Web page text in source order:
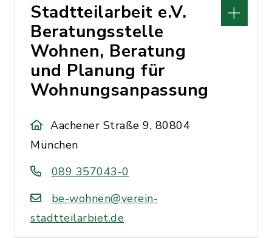
Stadtteilarbeit e.V.
Beratungsstelle
Wohnen, Beratung
und Planung für
Wohnungsanpassung
Aachener Straße 9, 80804
München
089 357043-0
be-wohnen@verein-
stadtteilarbiet.de